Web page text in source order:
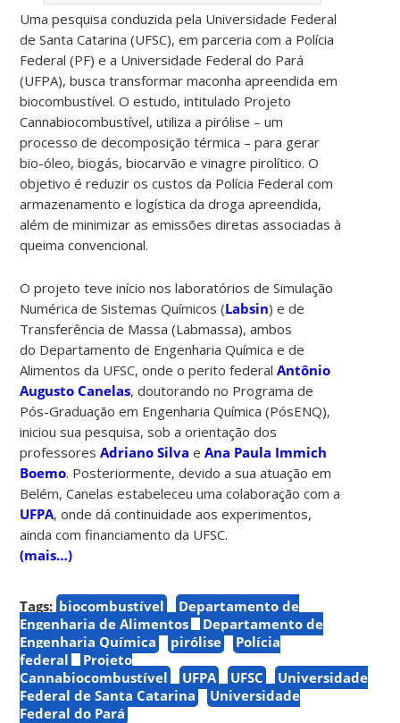
Uma pesquisa conduzida pela Universidade Federal
de Santa Catarina (UFSC), em parceria com a Polícia
Federal (PF) e a Universidade Federal do Pará
(UFPA), busca transformar maconha apreendida em
biocombustível. O estudo, intitulado Projeto
Cannabiocombustível, utiliza a pirólise – um
processo de decomposição térmica – para gerar
bio-óleo, biogás, biocarvão e vinagre pirolítico. O
objetivo é reduzir os custos da Polícia Federal com
armazenamento e logística da droga apreendida,
além de minimizar as emissões diretas associadas à
queima convencional.
O projeto teve início nos laboratórios de Simulação
Numérica de Sistemas Químicos (Labsin) e de
Transferência de Massa (Labmassa), ambos
do Departamento de Engenharia Química e de
Alimentos da UFSC, onde o perito federalAntônio
Augusto Canelas, doutorando no Programa de
Pós-Graduação em Engenharia Química (PósENQ),
iniciou sua pesquisa, sob a orientação dos
professoresAdriano Silva eAna Paula Immich
Boemo. Posteriormente, devido a sua atuação em
Belém, Canelas estabeleceu uma colaboração com a
UFPA, onde dá continuidade aos experimentos,
ainda com financiamento da UFSC.
(mais…)
Tags: biocombustível
Departamento de
Engenharia de Alimentos
Departamento de
Engenharia Química
pirólise
Polícia
federal
Projeto
Cannabiocombustível
UFPA UFSC
Universidade
Federal de Santa Catarina
Universidade
Federal do Pará